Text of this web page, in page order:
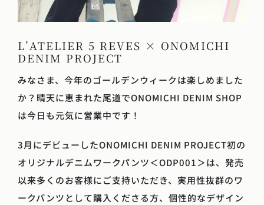
L’ATELIER 5 REVES × ONOMICHI
DENIM PROJECT
みなさま、今年のゴールデンウィークは楽しめました
か？晴天に恵まれた尾道でONOMICHI DENIM SHOP
は今日も元気に営業中です！
3月にデビューしたONOMICHI DENIM PROJECT初の
オリジナルデニムワークパンツ＜ODP001＞は、発売
以来多くのお客様にご支持いただき、実用性抜群のワ
ークパンツとして購入くださる方、個性的なデザイン